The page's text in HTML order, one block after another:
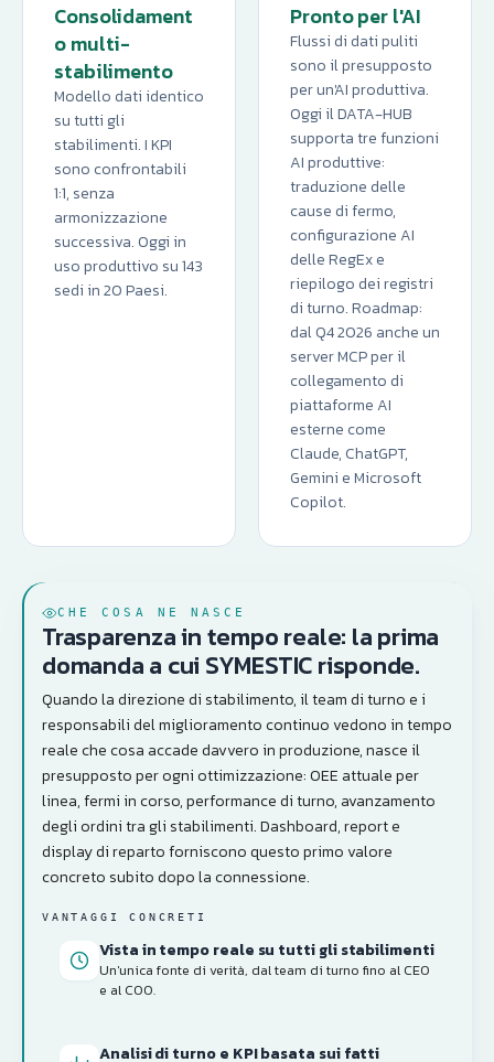
Consolidament
o multi-
stabilimento
Modello dati identico
su tutti gli
stabilimenti. I KPI
sono confrontabili
1:1, senza
armonizzazione
successiva. Oggi in
uso produttivo su 143
sedi in 20 Paesi.
Pronto per l'AI
Flussi di dati puliti
sono il presupposto
per un'AI produttiva.
Oggi il DATA‑HUB
supporta tre funzioni
AI produttive:
traduzione delle
cause di fermo,
configurazione AI
delle RegEx e
riepilogo dei registri
di turno. Roadmap:
dal Q4 2026 anche un
server MCP per il
collegamento di
piattaforme AI
esterne come
Claude, ChatGPT,
Gemini e Microsoft
Copilot.
CHE COSA NE NASCE
Trasparenza in tempo reale: la prima
domanda a cui SYMESTIC risponde.
Quando la direzione di stabilimento, il team di turno e i
responsabili del miglioramento continuo vedono in tempo
reale che cosa accade davvero in produzione, nasce il
presupposto per ogni ottimizzazione: OEE attuale per
linea, fermi in corso, performance di turno, avanzamento
degli ordini tra gli stabilimenti. Dashboard, report e
display di reparto forniscono questo primo valore
concreto subito dopo la connessione.
VANTAGGI CONCRETI
Vista in tempo reale su tutti gli stabilimenti
Un'unica fonte di verità, dal team di turno fino al CEO
e al COO.
Analisi di turno e KPI basata sui fatti